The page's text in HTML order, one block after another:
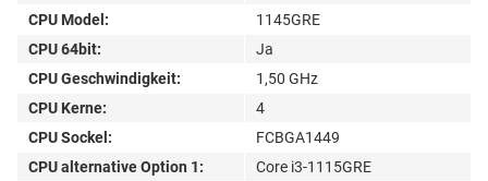
CPU Model:
1145GRE
CPU 64bit:
Ja
CPU Geschwindigkeit:
1,50 GHz
CPU Kerne:
4
CPU Sockel:
FCBGA1449
CPU alternative Option 1:
Core i3-1115GRE